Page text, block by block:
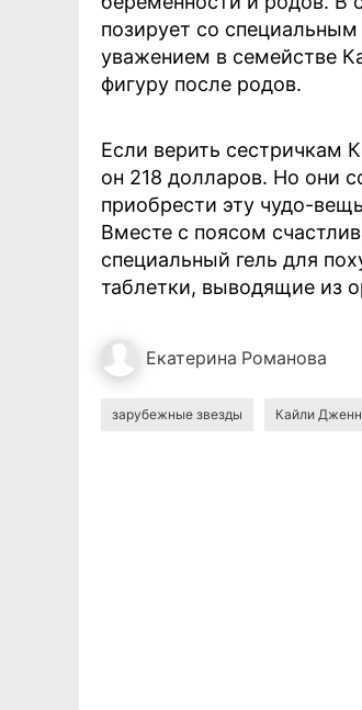
позирует со
уважением в семействе
фигуру после родов.
Если верить сестричкам
он 218 долларов. Но они
приобрести эту чудо-
Вместе с поясом
специальный гель для
таблетки, выводящие из
Екатерина Романова
зарубежные звезды Кайли